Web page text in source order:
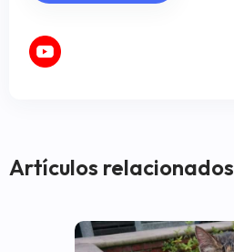
Artículos relacionados